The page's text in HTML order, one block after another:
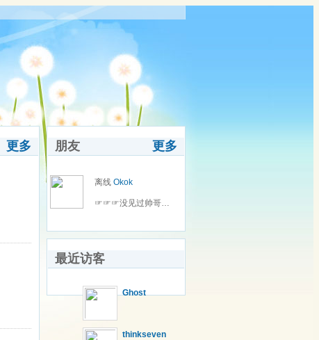
更多 更多
朋友
离线 Okok
☞☞☞没见过帅哥吗?☞☞☞
最近访客
Ghost
thinkseven